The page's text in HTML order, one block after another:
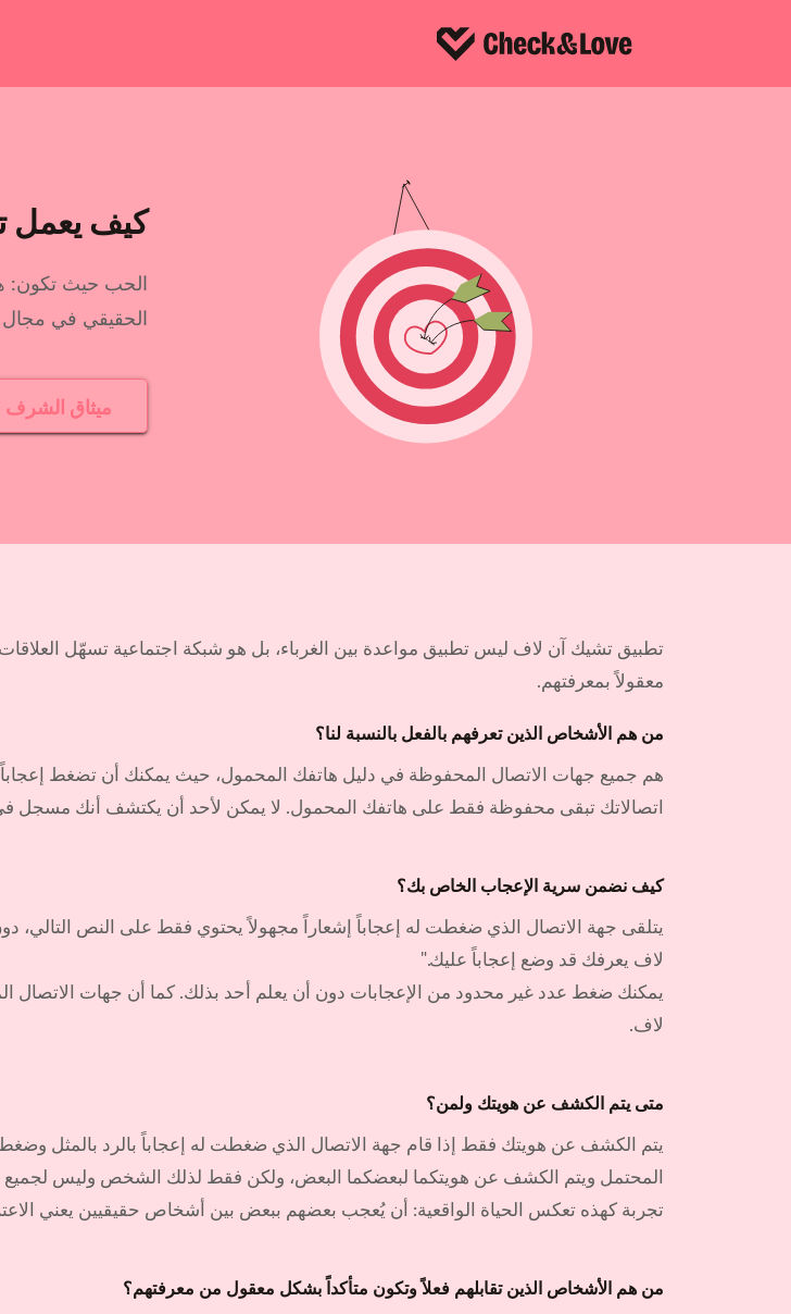
كيف يعمل
الحب حيث تكون:
الحقيقي في مجال
ميثاق الشرف
تطبيق تشيك آن لاف ليس تطبيق مواعدة بين الغرباء، بل هو شبكة اجتماعية تسهّل العلاقات
معقولاً بمعرفتهم.
من هم الأشخاص الذين تعرفهم بالفعل بالنسبة لنا؟
هم جميع جهات الاتصال المحفوظة في دليل هاتفك المحمول، حيث يمكنك أن تضغط
اتصالاتك تبقى محفوظة فقط على هاتفك المحمول. لا يمكن لأحد أن يكتشف أنك مسجل
كيف نضمن سرية الإعجاب الخاص بك؟
يتلقى جهة الاتصال الذي ضغطت له إعجاباً إشعاراً مجهولاً يحتوي فقط على النص
لاف يعرفك قد وضع إعجاباً عليك."
يمكنك ضغط عدد غير محدود من الإعجابات دون أن يعلم أحد بذلك. كما أن جهات
لاف.
متى يتم الكشف عن هويتك ولمن؟
يتم الكشف عن هويتك فقط إذا قام جهة الاتصال الذي ضغطت له إعجاباً بالرد بالمثل وضغط
المحتمل ويتم الكشف عن هويتكما لبعضكما البعض، ولكن فقط لذلك الشخص وليس لجميع
تجربة كهذه تعكس الحياة الواقعية: أن يُعجب بعضهم ببعض بين أشخاص حقيقيين يعني
من هم الأشخاص الذين تقابلهم فعلاً وتكون متأكداً بشكل معقول من معرفتهم؟